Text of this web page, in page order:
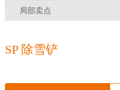
局部卖点
SP 除雪铲